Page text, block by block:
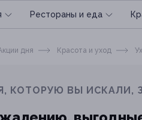
Рестораны и еда
дня Красота и уход
КОТОРУЮ ВЫ ИСКАЛИ,